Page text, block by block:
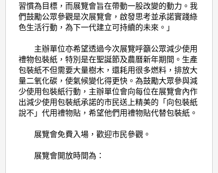
習慣為目標，而展覽會旨在帶動一股改變的動力。我
們鼓勵公眾參觀是次展覽會，啟發思考並承諾實踐綠
色生活行動，為下一代建立可持續的未來。」
主辦單位亦希望透過今次展覽呼籲公眾減少使用
禮物包裝紙，特別是在聖誕節及農曆新年期間。生產
包裝紙不但需要大量樹木，還耗用很多燃料，排放大
量二氧化碳，使氣候變化得更快。為鼓勵大眾參與減
少使用包裝紙行動，主辦單位會向每位在展覽會內作
出減少使用包裝紙承諾的市民送上精美的「向包裝紙
說不」代用禮物貼，希望他們用禮物貼代替包裝紙。
展覽會免費入場，歡迎市民參觀。
展覽會開放時間為：